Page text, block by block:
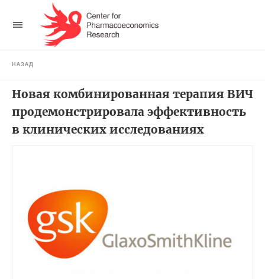
НАЗАД
Новая комбинированная терапия ВИЧ
продемонстрировала эффективность
в клинических исследованиях